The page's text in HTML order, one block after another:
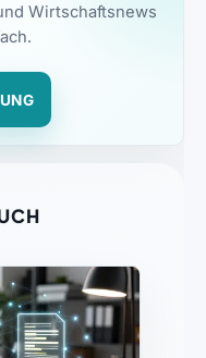
Wirtschaftsnews